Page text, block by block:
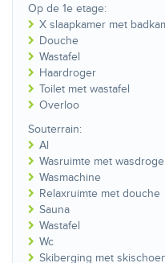
Op de 1e etage:
X slaapkamer met
Douche
Wastafel
Haardroger
Toilet met wastafel
Overloo
Souterrain:
Al
Wasruimte met
Wasmachine
Relaxruimte met douche
Sauna
Wastafel
Wc
Skiberging met